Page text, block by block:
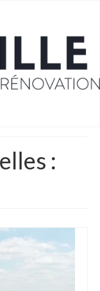
: